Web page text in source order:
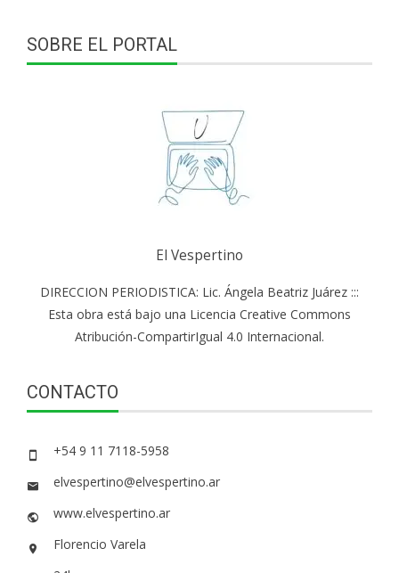
SOBRE EL PORTAL
El Vespertino
DIRECCION PERIODISTICA: Lic. Ángela Beatriz Juárez :::
Esta obra está bajo una Licencia Creative Commons
Atribución-CompartirIgual 4.0 Internacional.
CONTACTO
+54 9 11 7118-5958
elvespertino@elvespertino.ar
www.elvespertino.ar
Florencio Varela